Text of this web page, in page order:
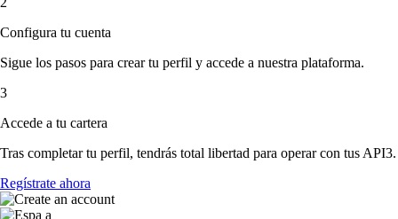
Configura tu cuenta
Sigue los pasos para crear tu perfil y accede a nuestra plataforma.
3
Accede a tu cartera
Tras completar tu perfil, tendrás total libertad para operar con tus API3.
Regístrate ahora